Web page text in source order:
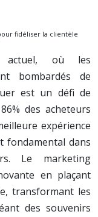
fidéliser la clientèle
actuel, où les
bombardés de
est un défi de
des acheteurs
expérience
fondamental dans
Le marketing
en plaçant
transformant les
des souvenirs